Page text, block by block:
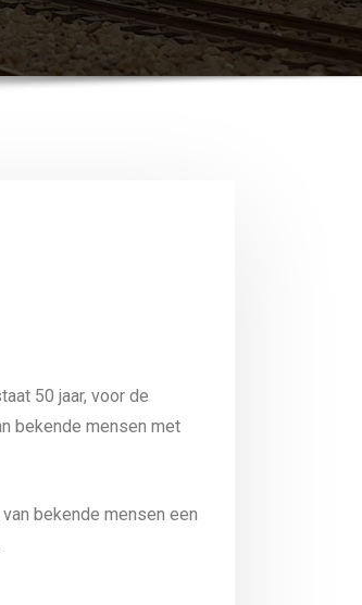
50 jaar, voor de
bekende mensen met
bekende mensen een